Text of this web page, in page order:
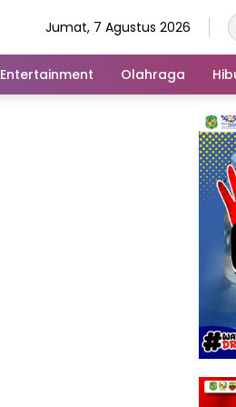
Jumat, 7 Agustus 2026
Entertainment Olahraga